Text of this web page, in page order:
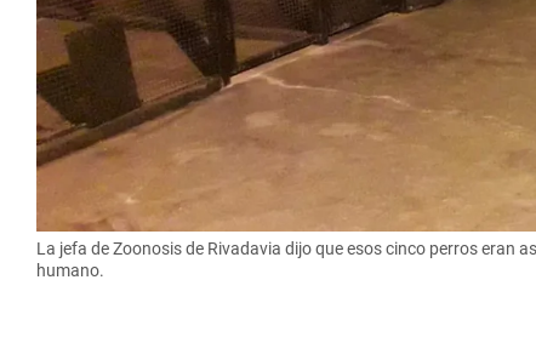
La jefa de Zoonosis de Rivadavia dijo que esos cinco perros
humano.